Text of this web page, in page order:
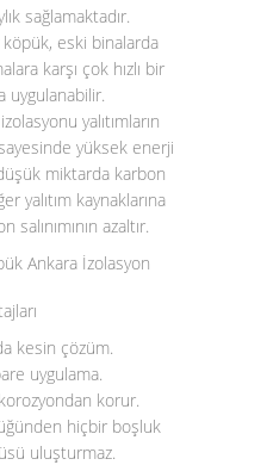
sağlamaktadır.
eski binalarda
karşı çok hızlı bir
uygulanabilir.
yalıtımların
yüksek enerji
miktarda karbon
yalıtım kaynaklarına
azaltır.
Ankara İzolasyon
kesin çözüm.
uygulama.
korur.
hiçbir boşluk
uluşturmaz.